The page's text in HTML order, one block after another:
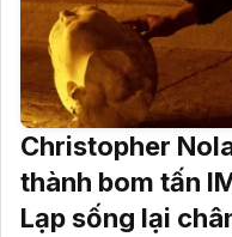
Christopher
thành bom tấn
Lạp sống lại